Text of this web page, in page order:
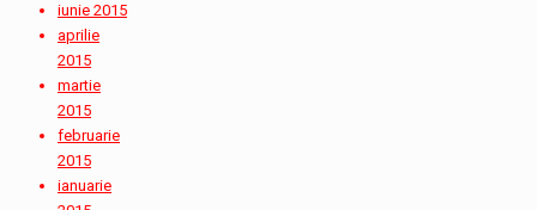
iunie 2015
aprilie
2015
martie
2015
februarie
2015
ianuarie